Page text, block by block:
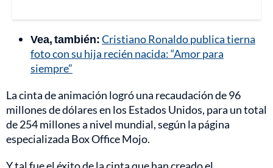
Vea, también:Cristiano Ronaldo publica tierna
foto con su hija recién nacida: “Amor para
siempre”
La cinta de animación logró una recaudación de 96
millones de dólares en los Estados Unidos, para un total
de 254 millones a nivel mundial, según la página
especializada Box Office Mojo.